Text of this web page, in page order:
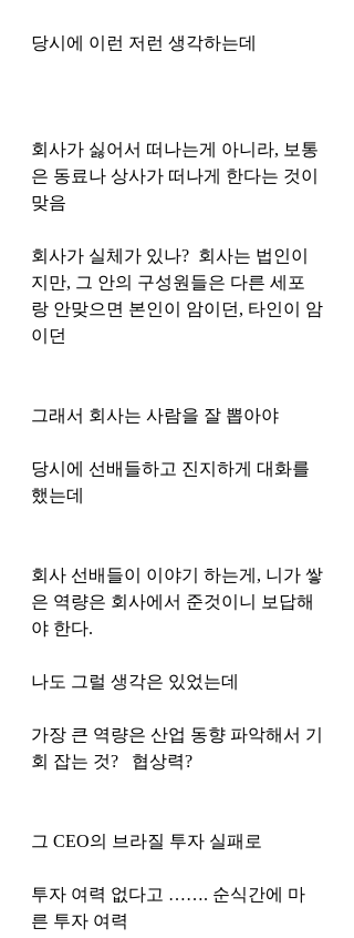
당시에 이런 저런 생각하는데
회사가 싫어서 떠나는게 아니라, 보통
은 동료나 상사가 떠나게 한다는 것이
맞음
회사가 실체가 있나?  회사는 법인이
지만, 그 안의 구성원들은 다른 세포
랑 안맞으면 본인이 암이던, 타인이 암
이던
그래서 회사는 사람을 잘 뽑아야
당시에 선배들하고 진지하게 대화를
했는데
회사 선배들이 이야기 하는게, 니가 쌓
은 역량은 회사에서 준것이니 보답해
야 한다.
나도 그럴 생각은 있었는데
가장 큰 역량은 산업 동향 파악해서 기
회 잡는 것?   협상력?
그 CEO의 브라질 투자 실패로
투자 여력 없다고 ……. 순식간에 마
른 투자 여력